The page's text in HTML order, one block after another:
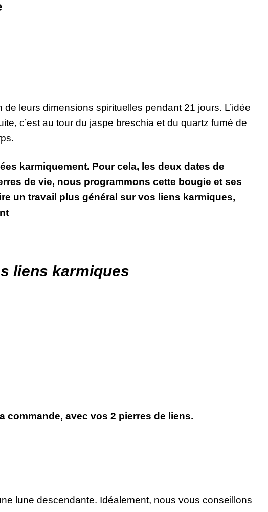
leurs dimensions spirituelles pendant 21 jours. L’idée
c’est au tour du jaspe breschia et du quartz fumé de
karmiquement. Pour cela, les deux dates de
de vie, nous programmons cette bougie et ses
un travail plus général sur vos liens karmiques,
liens karmiques
commande, avec vos 2 pierres de liens.
lune descendante. Idéalement, nous vous conseillons